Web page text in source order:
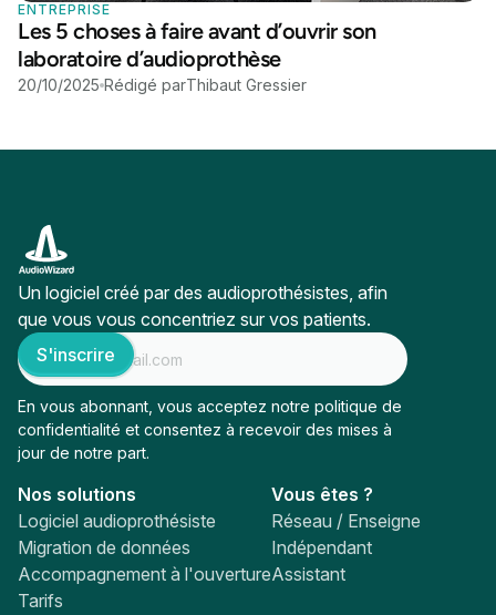
ENTREPRISE
Les 5 choses à faire avant d’ouvrir son
laboratoire d’audioprothèse
20/10/2025 Rédigé parThibaut Gressier
Un logiciel créé par des audioprothésistes, afin
que vous vous concentriez sur vos patients.
En vous abonnant, vous acceptez notre politique de
confidentialité et consentez à recevoir des mises à
jour de notre part.
Nos solutions
Logiciel audioprothésiste
Migration de données
Accompagnement à l'ouverture
Tarifs
Vous êtes ?
Réseau / Enseigne
Indépendant
Assistant